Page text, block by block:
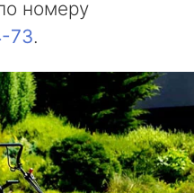
номеру
73.